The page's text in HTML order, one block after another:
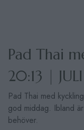
Pad Thai
20:13 |
Pad Thai med
god middag. Ibland
behöver.